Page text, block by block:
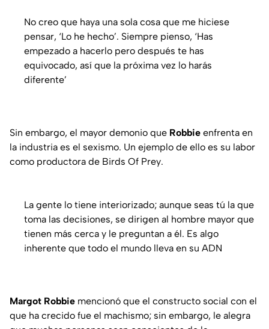
No creo que haya una sola cosa que me hiciese
pensar, ‘Lo he hecho’. Siempre pienso, ‘Has
empezado a hacerlo pero después te has
equivocado, así que la próxima vez lo harás
diferente’
Sin embargo, el mayor demonio que Robbie enfrenta en
la industria es el sexismo. Un ejemplo de ello es su labor
como productora de Birds Of Prey.
La gente lo tiene interiorizado; aunque seas tú la que
toma las decisiones, se dirigen al hombre mayor que
tienen más cerca y le preguntan a él. Es algo
inherente que todo el mundo lleva en su ADN
Margot Robbie mencionó que el constructo social con el
que ha crecido fue el machismo; sin embargo, le alegra